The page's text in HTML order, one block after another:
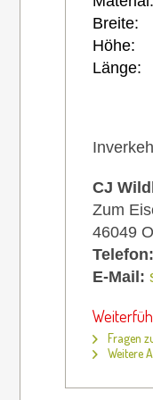
Breite:
Höhe:
CJ
Zum
46049
Telefon:
E-Mail:
Fragen
Weitere